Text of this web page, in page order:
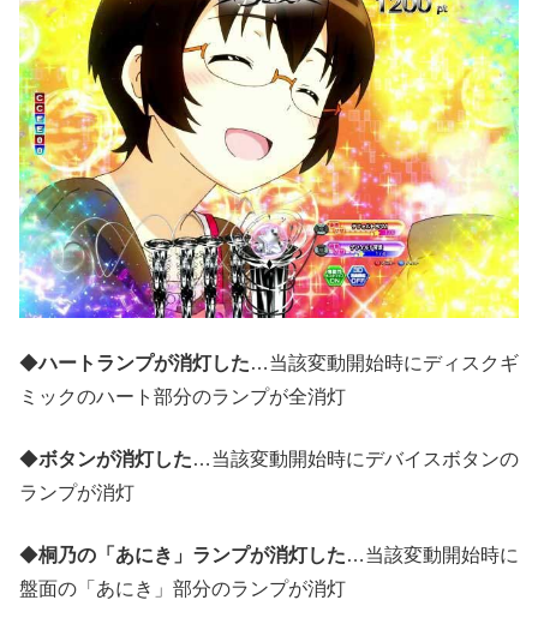
◆ハートランプが消灯した…当該変動開始時にディスクギ
ミックのハート部分のランプが全消灯
◆ボタンが消灯した…当該変動開始時にデバイスボタンの
ランプが消灯
◆桐乃の「あにき」ランプが消灯した…当該変動開始時に
盤面の「あにき」部分のランプが消灯